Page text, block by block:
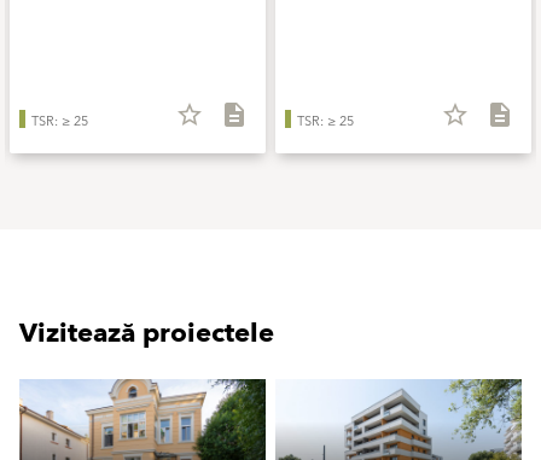
TSR: ≥ 25 star_border description TSR: ≥ 25 star_border description
Vizitează proiectele